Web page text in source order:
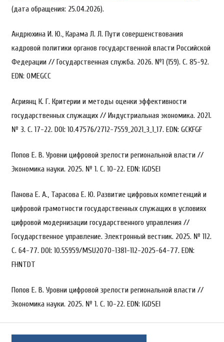
(дата обращения: 25.04.2026).
Андрюхина И. Ю., Карама Л. Л. Пути совершенствования
кадровой политики органов государственной власти Российской
Федерации // Государственная служба. 2026. №1 (159). С. 85-92.
EDN: OMEGCC
Асриянц К. Г. Критерии и методы оценки эффективности
государственных служащих // Индустриальная экономика. 2021.
№ 3. С. 17-22. DOI: 10.47576/2712-7559_2021_3_1_17. EDN: GCKFGF
Попов Е. В. Уровни цифровой зрелости региональной власти //
Экономика науки. 2025. № 1. С. 10-22. EDN: IGDSEI
Панова Е. А., Тарасова Е. Ю. Развитие цифровых компетенций и
цифровой грамотности государственных служащих в условиях
цифровой модернизации государственного управления //
Государственное управление. Электронный вестник. 2025. № 112.
С. 64-77. DOI: 10.55959/MSU2070-1381-112-2025-64-77. EDN:
FHNTDT
Попов Е. В. Уровни цифровой зрелости региональной власти //
Экономика науки. 2025. № 1. С. 10-22. EDN: IGDSEI